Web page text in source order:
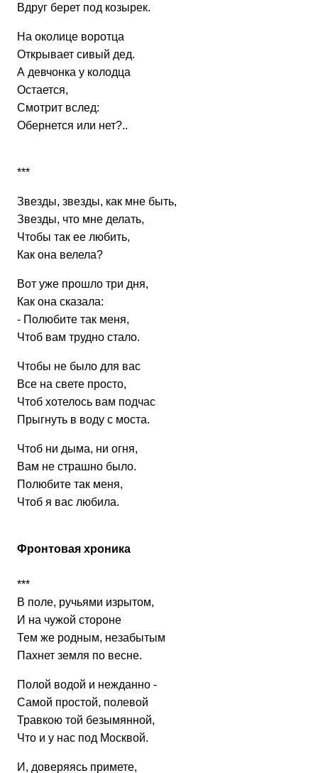
Вдруг берет под козырек.
На околице воротца
Открывает сивый дед.
А девчонка у колодца
Остается,
Смотрит вслед:
Обернется или нет?..
***
Звезды, звезды, как мне быть,
Звезды, что мне делать,
Чтобы так ее любить,
Как она велела?
Вот уже прошло три дня,
Как она сказала:
- Полюбите так меня,
Чтоб вам трудно стало.
Чтобы не было для вас
Все на свете просто,
Чтоб хотелось вам подчас
Прыгнуть в воду с моста.
Чтоб ни дыма, ни огня,
Вам не страшно было.
Полюбите так меня,
Чтоб я вас любила.
Фронтовая хроника
***
В поле, ручьями изрытом,
И на чужой стороне
Тем же родным, незабытым
Пахнет земля по весне.
Полой водой и нежданно -
Самой простой, полевой
Травкою той безымянной,
Что и у нас под Москвой.
И, доверяясь примете,